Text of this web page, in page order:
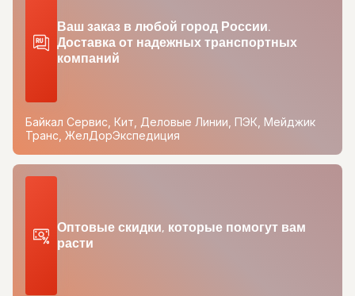
Ваш заказ в любой город России.
Доставка от надежных транспортных
компаний
Байкал Сервис, Кит, Деловые Линии, ПЭК, Мейджик
Транс, ЖелДорЭкспедиция
Оптовые скидки, которые помогут вам
расти